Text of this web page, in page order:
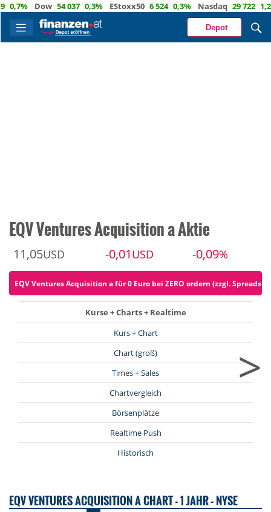
Dow 54 037 0,3% EStoxx50 6 524 0,3% Nasdaq 29 722 1,2%
Depot
EQV Ventures Acquisition a Aktie
11,05USD -0,01 USD -0,09%
EQV Ventures Acquisition a für 0 Euro bei ZERO ordern (zzgl. Spreads)
Kurse + Charts + Realtime
Kurs + Chart
Chart (groß)
Times + Sales
Chartvergleich
Börsenplätze
Realtime Push
Historisch
>
EQV VENTURES ACQUISITION A CHART - 1 JAHR - NYSE